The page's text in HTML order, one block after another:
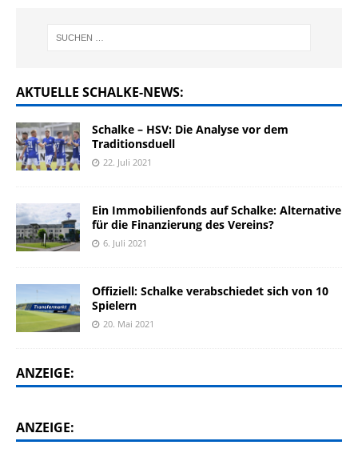
AKTUELLE SCHALKE-NEWS:
Schalke – HSV: Die Analyse vor dem
Traditionsduell
22. Juli 2021
Ein Immobilienfonds auf Schalke: Alternative
für die Finanzierung des Vereins?
6. Juli 2021
Offiziell: Schalke verabschiedet sich von 10
Spielern
20. Mai 2021
ANZEIGE:
ANZEIGE: